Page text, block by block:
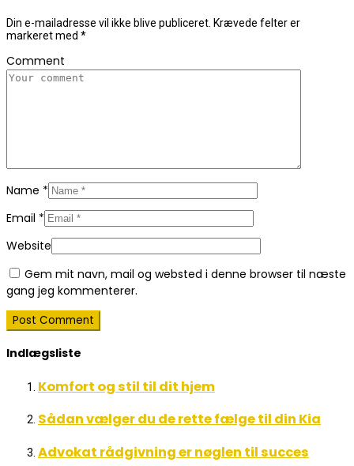
Din e-mailadresse vil ikke blive publiceret. Krævede felter er
markeret med *
Comment
Name *
Email *
Website
Gem mit navn, mail og websted i denne browser til næste
gang jeg kommenterer.
Indlægsliste
Komfort og stil til dit hjem
Sådan vælger du de rette fælge til din Kia
Advokat rådgivning er nøglen til succes